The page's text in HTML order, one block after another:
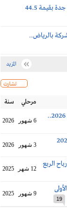
ساسكو تبيع أرضاً مملوكة لإحدى شركاتها التابعة في جدة بقيمة 44.5
بالرياض..
المزيد
تشارت
مرحلي سنة
خسائر ساسكو 29.7 مليون ريال بنهاية النصف الأول 2026..
6 شهور 2026
3 شهور 2026
ريال بنهاية عام 2025.. وأرباح الربع
12 شهر 2025
19
9 شهور 2025